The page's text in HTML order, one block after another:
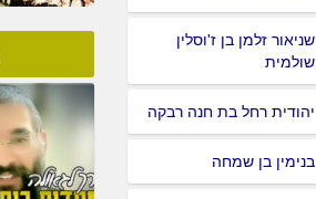
שניאור זלמן בן ז'וסלין
שולמית
יהודית רחל בת חנה רבקה
בנימין בן שמחה